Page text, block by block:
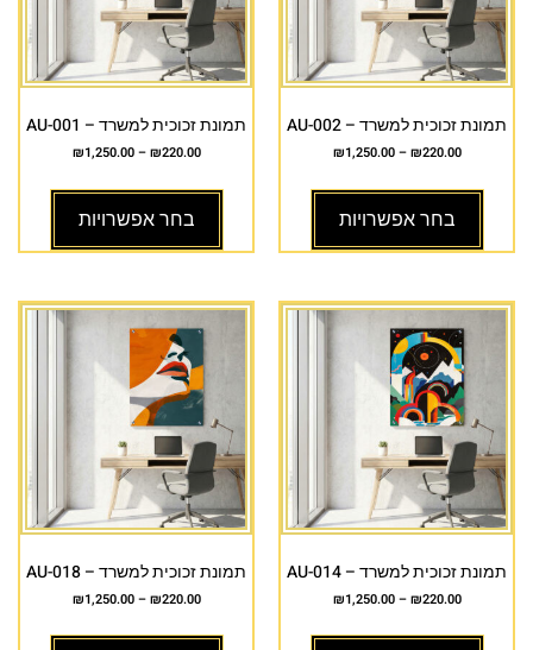
תמונת זכוכית למשרד – AU-002
₪220.00
–
₪1,250.00
בחר אפשרויות
תמונת זכוכית למשרד – AU-001
₪220.00
–
₪1,250.00
בחר אפשרויות
תמונת זכוכית למשרד – AU-014
₪220.00
–
₪1,250.00
תמונת זכוכית למשרד – AU-018
₪220.00
–
₪1,250.00